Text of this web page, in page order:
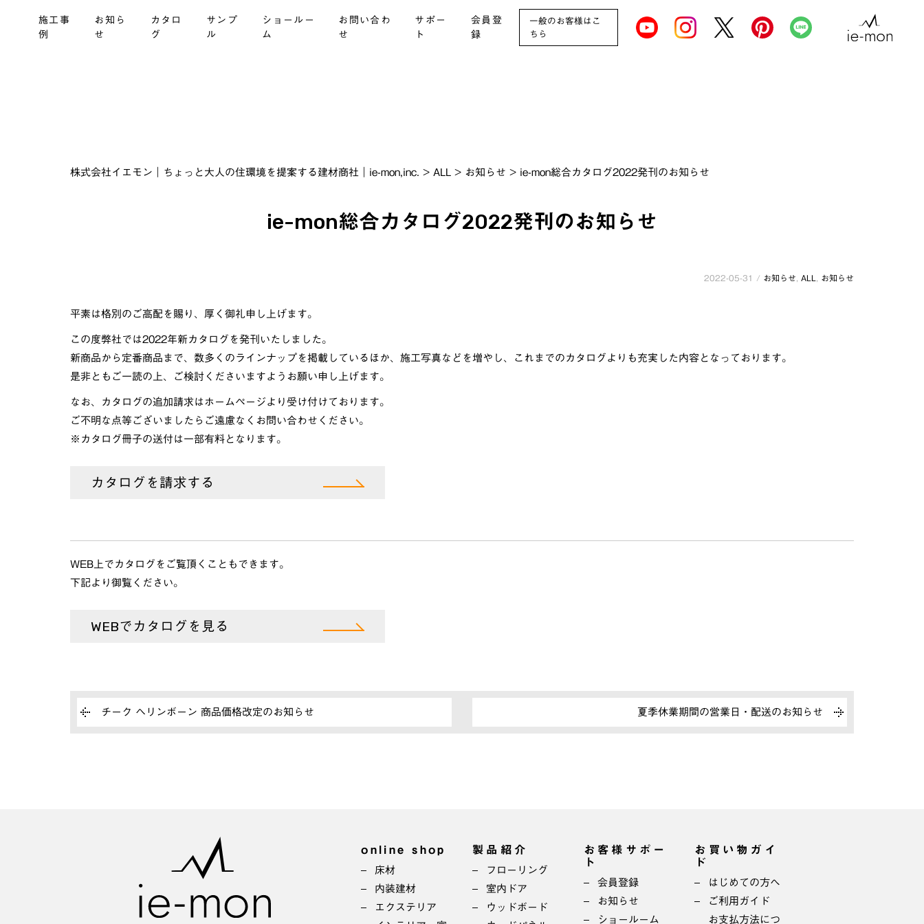
施工事
例
お知ら
せ
カタロ
グ
サンプ
ル
ショールー
ム
お問い合わ
せ
サポー
ト
会員登
録
一般のお客様はこ
ちら
株式会社イエモン｜ちょっと大人の住環境を提案する建材商社｜ie-mon,inc. > ALL > お知らせ > ie-mon総合カタログ2022発刊のお知らせ
ie-mon総合カタログ2022発刊のお知らせ
2022-05-31 / お知らせ ALL お知らせ
平素は格別のご高配を賜り、厚く御礼申し上げます。
この度弊社では2022年新カタログを発刊いたしました。
新商品から定番商品まで、数多くのラインナップを掲載しているほか、施工写真などを増やし、これまでのカタログよりも充実した内容となっております。
是非ともご一読の上、ご検討くださいますようお願い申し上げます。
なお、カタログの追加請求はホームページより受け付けております。
ご不明な点等ございましたらご遠慮なくお問い合わせください。
※カタログ冊子の送付は一部有料となります。
カタログを請求する
WEB上でカタログをご覧頂くこともできます。
下記より御覧ください。
WEBでカタログを見る
チーク ヘリンボーン 商品価格改定のお知らせ 夏季休業期間の営業日・配送のお知らせ
online shop
床材
内装建材
エクステリア
製品紹介
フローリング
室内ドア
ウッドボード
お客様サポー
ト
会員登録
お知らせ
ショールーム
お買い物ガイ
ド
はじめての方へ
ご利用ガイド
お支払方法につ